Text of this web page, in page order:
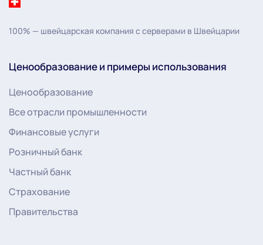
100% — швейцарская компания с серверами в Швейцарии
Ценообразование и примеры использования
Ценообразование
Все отрасли промышленности
Финансовые услуги
Розничный банк
Частный банк
Страхование
Правительства